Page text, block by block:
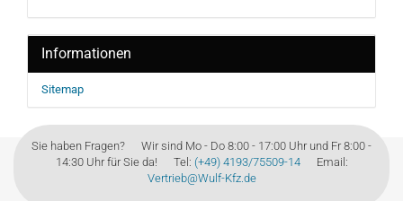
Informationen
Sitemap
Sie haben Fragen? Wir sind Mo - Do 8:00 - 17:00 Uhr und Fr 8:00 -
14:30 Uhr für Sie da! Tel: (+49) 4193/75509-14Email:
Vertrieb@Wulf-Kfz.de